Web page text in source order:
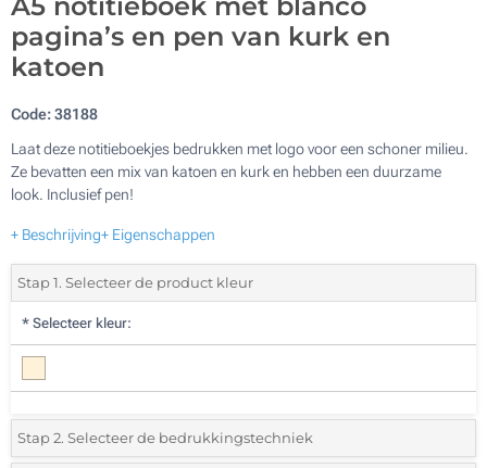
pagina’s en pen van kurk en
katoen
Code:38188
Laat deze notitieboekjes bedrukken met logo voor een schoner milieu.
Ze bevatten een mix van katoen en kurk en hebben een duurzame
look. Inclusief pen!
+ Beschrijving+ Eigenschappen
Stap 1. Selecteer de product kleur
* Selecteer kleur:
Stap 2. Selecteer de bedrukkingstechniek